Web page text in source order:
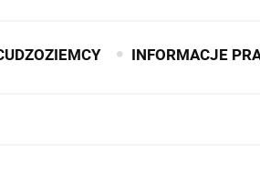
INFORMACJE